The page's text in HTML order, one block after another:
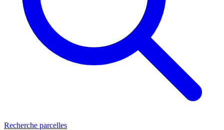
Recherche parcelles